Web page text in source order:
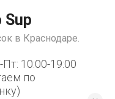
Sup
в Краснодаре.
10:00-19:00
по